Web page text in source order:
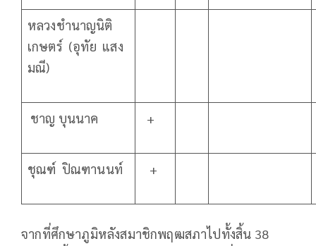
หลวงชำนาญนิติ
เกษตร์ (อุทัย แสง
มณี)
ชาญ บุนนาค +
ชุณฑ์ ปิณฑานนท์ +
จากที่ศึกษาภูมิหลังสมาชิกพฤฒสภาไปทั้งสิ้น 38